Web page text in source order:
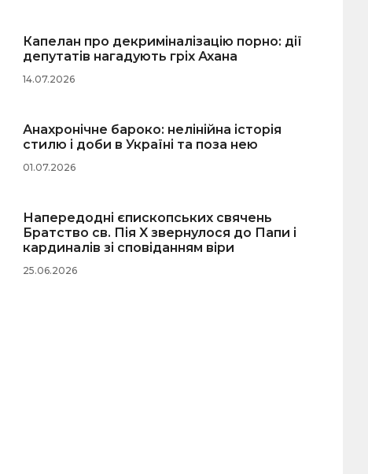
Капелан про декриміналізацію порно: дії
депутатів нагадують гріх Ахана
14.07.2026
Анахронічне бароко: нелінійна історія
стилю і доби в Україні та поза нею
01.07.2026
Напередодні єпископських свячень
Братство св. Пія X звернулося до Папи і
кардиналів зі сповіданням віри
25.06.2026